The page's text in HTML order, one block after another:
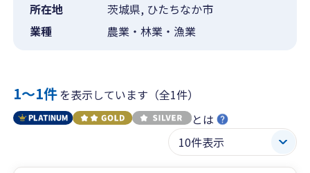
所在地
茨城県, ひたちなか市
業種
農業・林業・漁業
1〜1件を表示しています（全1件）
とは